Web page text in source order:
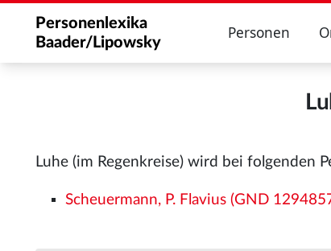
Personenlexika
Baader/Lipowsky
Personen
Luhe (im Regenkreise) wird bei folgenden
Scheuermann, P. Flavius (GND